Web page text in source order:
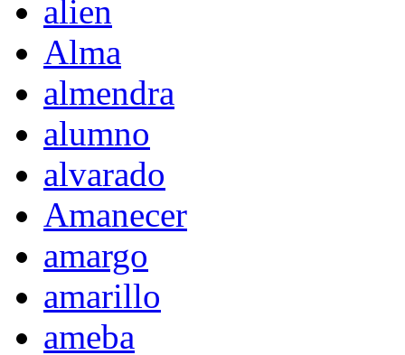
alien
Alma
almendra
alumno
alvarado
Amanecer
amargo
amarillo
ameba